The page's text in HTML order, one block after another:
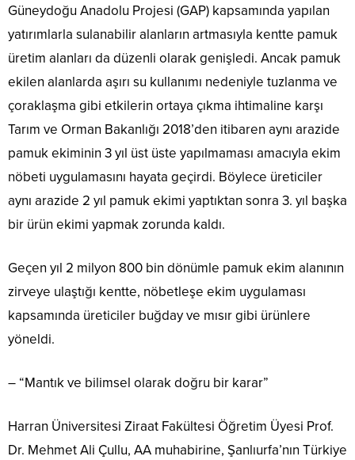
Güneydoğu Anadolu Projesi (GAP) kapsamında yapılan
yatırımlarla sulanabilir alanların artmasıyla kentte pamuk
üretim alanları da düzenli olarak genişledi. Ancak pamuk
ekilen alanlarda aşırı su kullanımı nedeniyle tuzlanma ve
çoraklaşma gibi etkilerin ortaya çıkma ihtimaline karşı
Tarım ve Orman Bakanlığı 2018’den itibaren aynı arazide
pamuk ekiminin 3 yıl üst üste yapılmaması amacıyla ekim
nöbeti uygulamasını hayata geçirdi. Böylece üreticiler
aynı arazide 2 yıl pamuk ekimi yaptıktan sonra 3. yıl başka
bir ürün ekimi yapmak zorunda kaldı.
Geçen yıl 2 milyon 800 bin dönümle pamuk ekim alanının
zirveye ulaştığı kentte, nöbetleşe ekim uygulaması
kapsamında üreticiler buğday ve mısır gibi ürünlere
yöneldi.
– “Mantık ve bilimsel olarak doğru bir karar”
Harran Üniversitesi Ziraat Fakültesi Öğretim Üyesi Prof.
Dr. Mehmet Ali Çullu, AA muhabirine, Şanlıurfa’nın Türkiye